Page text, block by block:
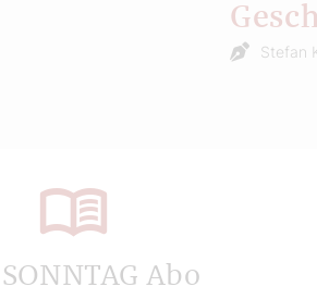
Stefan
Abo